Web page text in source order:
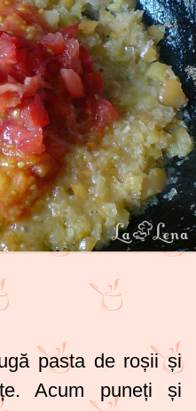
de roșii și
Acum puneți și